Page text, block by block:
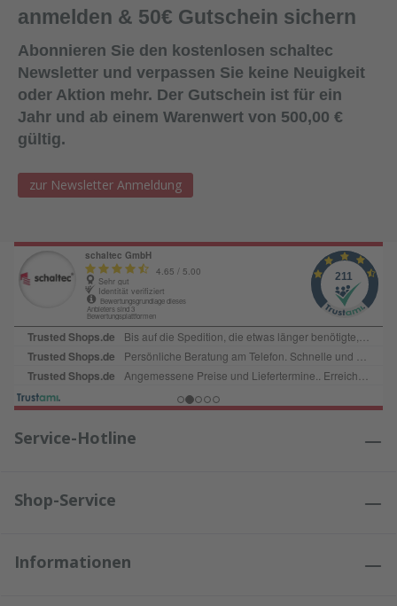
anmelden & 50€ Gutschein sichern
Abonnieren Sie den kostenlosen schaltec
Newsletter und verpassen Sie keine Neuigkeit
oder Aktion mehr. Der Gutschein ist für ein
Jahr und ab einem Warenwert von 500,00 €
gültig.
zur Newsletter Anmeldung
Service-Hotline
Shop-Service
Informationen